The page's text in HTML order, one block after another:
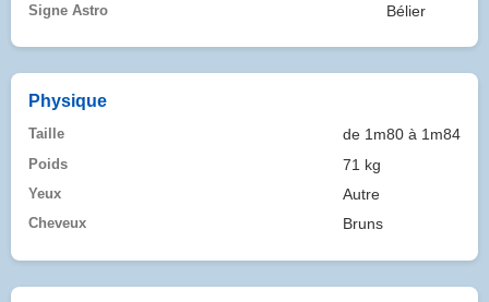
Signe Astro Bélier
Physique
Taille de 1m80 à 1m84
Poids 71 kg
Yeux Autre
Cheveux Bruns